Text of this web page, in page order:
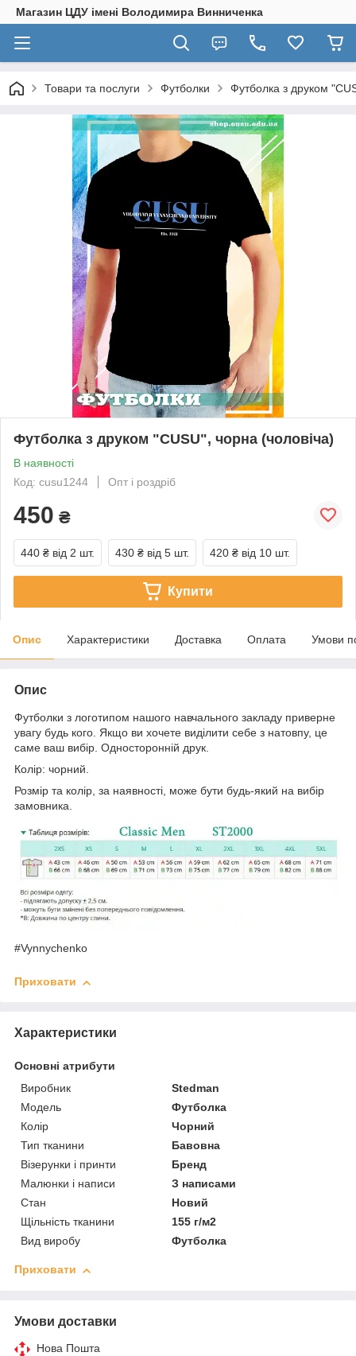
Магазин ЦДУ імені Володимира Винниченка
Товари та послуги Футболки Футболка з друком
Футболка з друком "CUSU", чорна (чоловіча)
В наявності
Код: cusu1244
Опт і роздріб
450 ₴
440 ₴ від 2 шт. 430 ₴ від 5 шт. 420 ₴ від 10 шт.
Купити
Опис Характеристики Доставка Оплата Умови
Опис
Футболки з логотипом нашого навчального закладу приверне
увагу будь кого. Якщо ви хочете виділити себе з натовпу, це
саме ваш вибір. Односторонній друк.
Колір: чорний.
Розмір та колір, за наявності, може бути будь-який на вибір
замовника.
#Vynnychenko
Приховати
Характеристики
Основні атрибути
Виробник
Stedman
Модель
Футболка
Колір
Чорний
Тип тканини
Бавовна
Візерунки і принти
Бренд
Малюнки і написи
З написами
Стан
Новий
Щільність тканини
155 г/м2
Вид виробу
Футболка
Приховати
Умови доставки
Нова Пошта